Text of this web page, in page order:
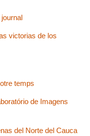
victorias de los
temps
de Imagens
del Norte del Cauca